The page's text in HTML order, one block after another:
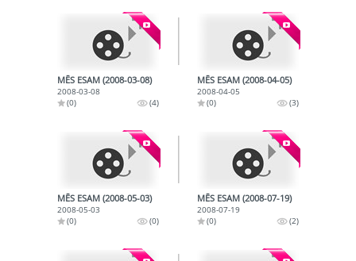
MĒS ESAM (2008-03-08)
2008-03-08
(0)
(4)
MĒS ESAM (2008-04-05)
2008-04-05
(0)
(3)
MĒS ESAM (2008-05-03)
2008-05-03
(0)
(0)
MĒS ESAM (2008-07-19)
2008-07-19
(0)
(2)